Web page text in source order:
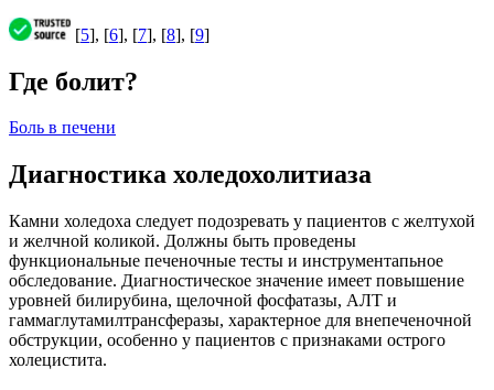
[5], [6], [7], [8], [9]
Где болит?
Боль в печени
Диагностика холедохолитиаза
Камни холедоха следует подозревать у пациентов с желтухой
и желчной коликой. Должны быть проведены
функциональные печеночные тесты и инструментапьное
обследование. Диагностическое значение имеет повышение
уровней билирубина, щелочной фосфатазы, АЛТ и
гаммаглутамилтрансферазы, характерное для внепеченочной
обструкции, особенно у пациентов с признаками острого
холецистита.